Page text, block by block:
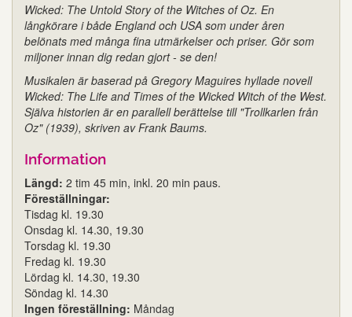
Wicked: The Untold Story of the Witches of Oz. En
långkörare i både England och USA som under åren
belönats med många fina utmärkelser och priser. Gör som
miljoner innan dig redan gjort - se den!
Musikalen är baserad på Gregory Maguires hyllade novell
Wicked: The Life and Times of the Wicked Witch of the West.
Själva historien är en parallell berättelse till "Trollkarlen från
Oz" (1939), skriven av Frank Baums.
Information
Längd: 2 tim 45 min, inkl. 20 min paus.
Föreställningar:
Tisdag kl. 19.30
Onsdag kl. 14.30, 19.30
Torsdag kl. 19.30
Fredag kl. 19.30
Lördag kl. 14.30, 19.30
Söndag kl. 14.30
Ingen föreställning: Måndag